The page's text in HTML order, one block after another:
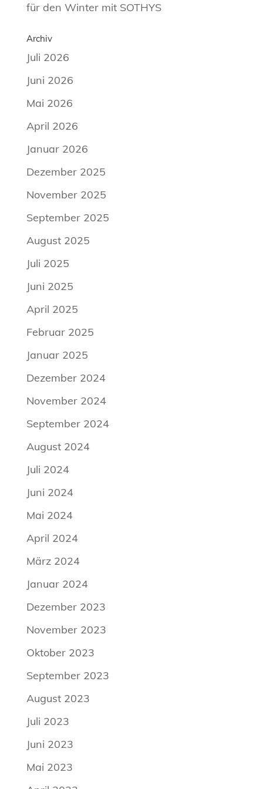
für den Winter mit SOTHYS
Archiv
Juli 2026
Juni 2026
Mai 2026
April 2026
Januar 2026
Dezember 2025
November 2025
September 2025
August 2025
Juli 2025
Juni 2025
April 2025
Februar 2025
Januar 2025
Dezember 2024
November 2024
September 2024
August 2024
Juli 2024
Juni 2024
Mai 2024
April 2024
März 2024
Januar 2024
Dezember 2023
November 2023
Oktober 2023
September 2023
August 2023
Juli 2023
Juni 2023
Mai 2023